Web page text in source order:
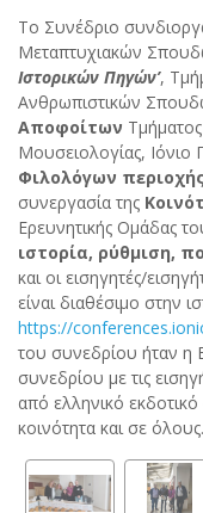
To Συνέδριο
Μεταπτυχιακών
Ιστορικών Πηγών’,
Ανθρωπιστικών
Αποφοίτων
Μουσειολογίας, Ιόνιο
Φιλολόγων
συνεργασία της
Ερευνητικής Ομάδας
ιστορία, ρύθμιση,
και οι εισηγητές/
είναι διαθέσιμο στην
https://
του συνεδρίου ήταν η
συνεδρίου με τις
από ελληνικό
κοινότητα και σε όλους.